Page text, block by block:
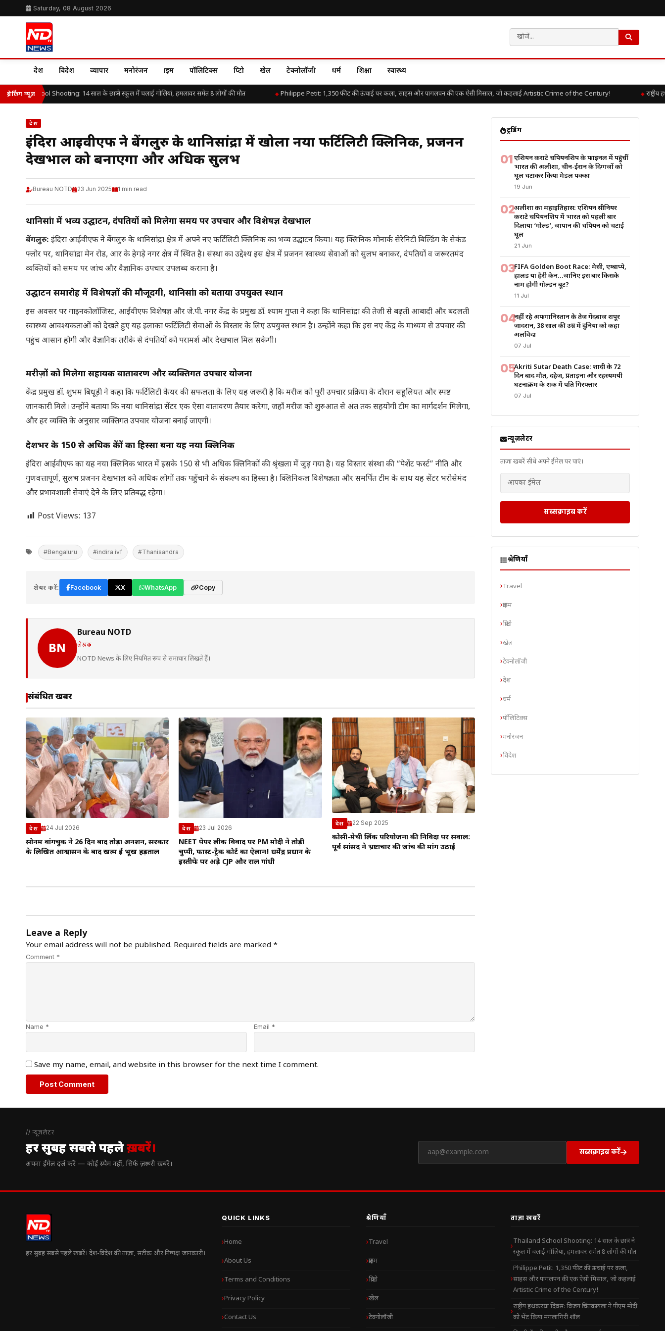
Saturday, 08 August 2026
देश विदेश व्यापार मनोरंजन क्राइम पॉलिटिक्स क्रिप्टो खेल टेक्नोलॉजी धर्म शिक्षा स्वास्थ्य
ब्रेकिंग न्यूज़
School Shooting: 14 साल के छात्र ने स्कूल में चलाई गोलियां, हमलावर समेत 8 लोगों की मौत Philippe Petit: 1,350 फीट की ऊंचाई पर कला, साहस और पागलपन की एक ऐसी मिसाल, जो कहलाई Artistic Crime of the Century! राष्ट्रीय
देश
इंदिरा आईवीएफ ने बेंगलुरु के थानिसांद्रा में खोला नया फर्टिलिटी क्लिनिक, प्रजनन
देखभाल को बनाएगा और अधिक सुलभ
Bureau NOTD 23 Jun 2025 1 min read
थानिसांद्रा में भव्य उद्घाटन, दंपतियों को मिलेगा समय पर उपचार और विशेषज्ञ देखभाल
बेंगलुरु: इंदिरा आईवीएफ ने बेंगलुरु के थानिसांद्रा क्षेत्र में अपने नए फर्टिलिटी क्लिनिक का भव्य उद्घाटन किया। यह क्लिनिक मोनार्क सेरेनिटी बिल्डिंग के सेकंड
फ्लोर पर, थानिसांद्रा मेन रोड, आर के हेगड़े नगर क्षेत्र में स्थित है। संस्था का उद्देश्य इस क्षेत्र में प्रजनन स्वास्थ्य सेवाओं को सुलभ बनाकर, दंपतियों व जरूरतमंद
व्यक्तियों को समय पर जांच और वैज्ञानिक उपचार उपलब्ध कराना है।
उद्घाटन समारोह में विशेषज्ञों की मौजूदगी, थानिसांद्रा को बताया उपयुक्त स्थान
इस अवसर पर गाइनकोलॉजिस्ट, आईवीएफ विशेषज्ञ और जे.पी. नगर केंद्र के प्रमुख डॉ. श्याम गुप्ता ने कहा कि थानिसांद्रा की तेजी से बढ़ती आबादी और बदलती
स्वास्थ्य आवश्यकताओं को देखते हुए यह इलाका फर्टिलिटी सेवाओं के विस्तार के लिए उपयुक्त स्थान है। उन्होंने कहा कि इस नए केंद्र के माध्यम से उपचार की
पहुंच आसान होगी और वैज्ञानिक तरीके से दंपतियों को परामर्श और देखभाल मिल सकेगी।
मरीज़ों को मिलेगा सहायक वातावरण और व्यक्तिगत उपचार योजना
केंद्र प्रमुख डॉ. शुभम बिधूड़ी ने कहा कि फर्टिलिटी केयर की सफलता के लिए यह ज़रूरी है कि मरीज को पूरी उपचार प्रक्रिया के दौरान सहूलियत और स्पष्ट
जानकारी मिले। उन्होंने बताया कि नया थानिसांद्रा सेंटर एक ऐसा वातावरण तैयार करेगा, जहाँ मरीज को शुरुआत से अंत तक सहयोगी टीम का मार्गदर्शन मिलेगा,
और हर व्यक्ति के अनुसार व्यक्तिगत उपचार योजना बनाई जाएगी।
देशभर के 150 से अधिक केंद्रों का हिस्सा बना यह नया क्लिनिक
इंदिरा आईवीएफ का यह नया क्लिनिक भारत में इसके 150 से भी अधिक क्लिनिकों की श्रृंखला में जुड़ गया है। यह विस्तार संस्था की “पेशेंट फर्स्ट” नीति और
गुणवत्तापूर्ण, सुलभ प्रजनन देखभाल को अधिक लोगों तक पहुँचाने के संकल्प का हिस्सा है। क्लिनिकल विशेषज्ञता और समर्पित टीम के साथ यह सेंटर भरोसेमंद
और प्रभावशाली सेवाएं देने के लिए प्रतिबद्ध रहेगा।
Post Views: 137
#Bengaluru #indira ivf #Thanisandra
शेयर करें: Facebook X WhatsApp Copy
BN
Bureau NOTD
लेखक
NOTD News के लिए नियमित रूप से समाचार लिखते हैं।
संबंधित खबरें
देश 24 Jul 2026
सोनम वांगचुक ने 26 दिन बाद तोड़ा अनशन, सरकार
के लिखित आश्वासन के बाद खत्म हुई भूख हड़ताल
देश 23 Jul 2026
NEET पेपर लीक विवाद पर PM मोदी ने तोड़ी
चुप्पी, फास्ट-ट्रैक कोर्ट का ऐलान! धर्मेंद्र प्रधान के
इस्तीफे पर अड़े CJP और राहुल गांधी
देश 22 Sep 2025
कोसी-मेची लिंक परियोजना की निविदा पर सवाल:
पूर्व सांसद ने भ्रष्टाचार की जांच की मांग उठाई
Leave a Reply
Your email address will not be published. Required fields are marked *
Comment *
Name * Email *
Save my name, email, and website in this browser for the next time I comment.
ट्रेंडिंग
01एशियन कराटे चैंपियनशिप के फाइनल में पहुंचीं
भारत की अलीशा, चीन-ईरान के दिग्गजों को
धूल चटाकर किया मेडल पक्का
19 Jun
02अलीशा का महाइतिहास: एशियन सीनियर
कराटे चैंपियनशिप में भारत को पहली बार
दिलाया ‘गोल्ड’, जापान की चैंपियन को चटाई
धूल
21 Jun
03FIFA Golden Boot Race: मेसी, एम्बाप्पे,
हालैंड या हैरी केन…जानिए इस बार किसके
नाम होगी गोल्डन बूट?
11 Jul
04नहीं रहे अफगानिस्तान के तेज गेंदबाज शपूर
ज़ादरान, 38 साल की उम्र में दुनिया को कहा
अलविदा
07 Jul
05Akriti Sutar Death Case: शादी के 72
दिन बाद मौत, दहेज, प्रताड़ना और रहस्यमयी
घटनाक्रम के शक में पति गिरफ्तार
07 Jul
न्यूज़लेटर
ताज़ा खबरें सीधे अपने ईमेल पर पाएं।
सब्सक्राइब करें
श्रेणियाँ
Travel
क्राइम
क्रिप्टो
खेल
टेक्नोलॉजी
देश
धर्म
पॉलिटिक्स
मनोरंजन
विदेश
// न्यूज़लेटर
हर सुबह सबसे पहलेख़बरें।
अपना ईमेल दर्ज करें — कोई स्पैम नहीं, सिर्फ ज़रूरी खबरें।
सब्सक्राइब करें
हर सुबह सबसे पहले खबरें। देश-विदेश की ताज़ा, सटीक और निष्पक्ष जानकारी।
QUICK LINKS
Home
About Us
Terms and Conditions
Privacy Policy
Contact Us
श्रेणियाँ
Travel
क्राइम
क्रिप्टो
खेल
टेक्नोलॉजी
ताज़ा खबरें
Thailand School Shooting: 14 साल के छात्र ने
स्कूल में चलाई गोलियां, हमलावर समेत 8 लोगों की मौत
Philippe Petit: 1,350 फीट की ऊंचाई पर कला,
साहस और पागलपन की एक ऐसी मिसाल, जो कहलाई
Artistic Crime of the Century!
राष्ट्रीय हथकरघा दिवस: विजय चिंतकायला ने पीएम मोदी
को भेंट किया मंगलागिरी शॉल